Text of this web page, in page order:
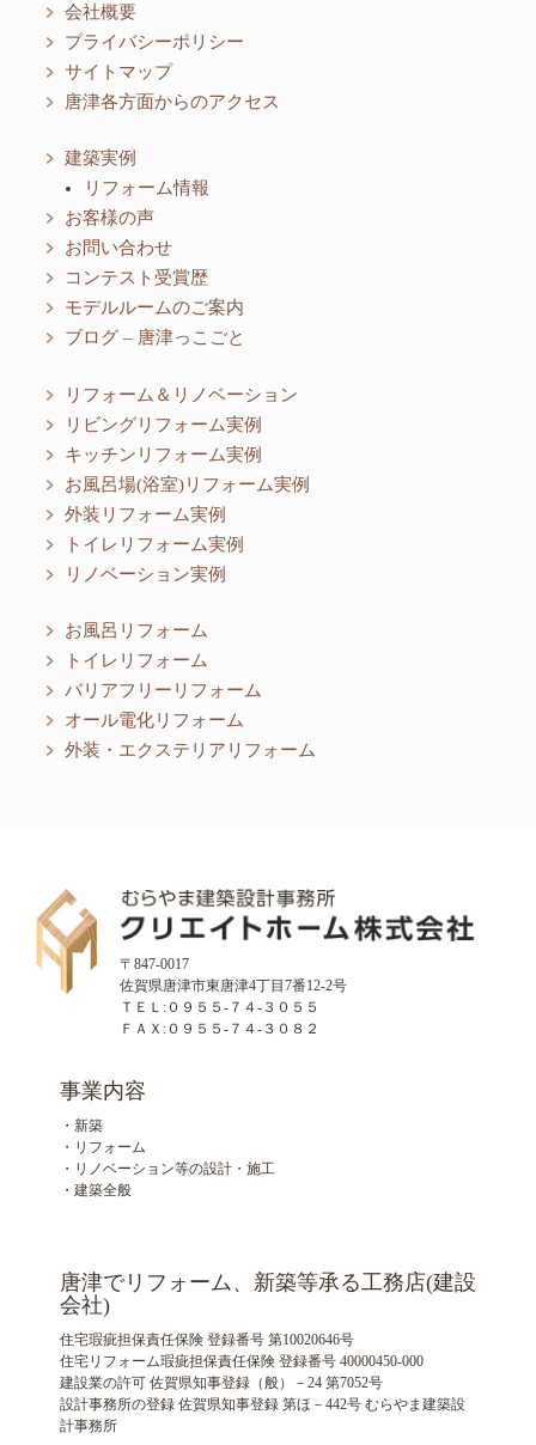
会社概要
プライバシーポリシー
サイトマップ
唐津各方面からのアクセス
建築実例
リフォーム情報
お客様の声
お問い合わせ
コンテスト受賞歴
モデルルームのご案内
ブログ – 唐津っこごと
リフォーム＆リノベーション
リビングリフォーム実例
キッチンリフォーム実例
お風呂場(浴室)リフォーム実例
外装リフォーム実例
トイレリフォーム実例
リノベーション実例
お風呂リフォーム
トイレリフォーム
バリアフリーリフォーム
オール電化リフォーム
外装・エクステリアリフォーム
〒847-0017
佐賀県唐津市東唐津4丁目7番12-2号
ＴＥＬ:０９５５-７４-３０５５
ＦＡＸ:０９５５-７４-３０８２
事業内容
・新築
・リフォーム
・リノベーション等の設計・施工
・建築全般
唐津でリフォーム、新築等承る工務店(建設
会社)
住宅瑕疵担保責任保険 登録番号 第10020646号
住宅リフォーム瑕疵担保責任保険 登録番号 40000450-000
建設業の許可 佐賀県知事登録（般）－24 第7052号
設計事務所の登録 佐賀県知事登録 第ほ－442号 むらやま建築設
計事務所